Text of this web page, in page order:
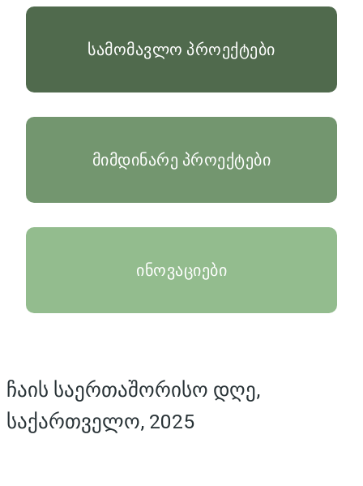
სამომავლო პროექტები
მიმდინარე პროექტები
ინოვაციები
ჩაის საერთაშორისო დღე,
საქართველო, 2025